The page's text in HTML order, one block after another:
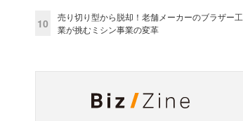
10
売り切り型から脱却！老舗メーカーのブラザー工
業が挑むミシン事業の変革